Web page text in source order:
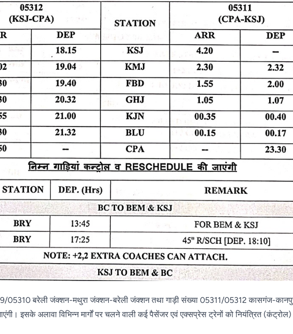
05310 बरेली जंक्शन-मथुरा जंक्शन-बरेली जंक्शन तथा गाड़ी संख्या 05311/05312 कासगंज-
इसके अलावा विभिन्न मार्गों पर चलने वाली कई पैसेंजर एवं एक्सप्रेस ट्रेनों को नियंत्रित (कंट्रोल)